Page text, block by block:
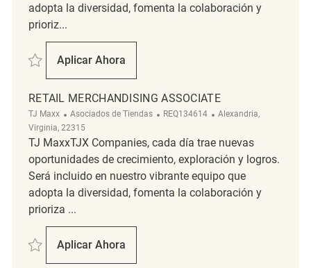
adopta la diversidad, fomenta la colaboración y
prioriz...
Salvar Retail Merchandising Supervisor REQ140195
Aplicar Ahora
Retail Merchandising Supervisor
RETAIL MERCHANDISING ASSOCIATE
TJ Maxx Categoría
Asociados de Tiendas ReqId
REQ134614 Ubicación
Alexandria,
Virginia, 22315
TJ MaxxTJX Companies, cada día trae nuevas
oportunidades de crecimiento, exploración y logros.
Será incluido en nuestro vibrante equipo que
adopta la diversidad, fomenta la colaboración y
prioriza ...
Salvar Retail Merchandising Associate REQ134614
Aplicar Ahora
Retail Merchandising Associate